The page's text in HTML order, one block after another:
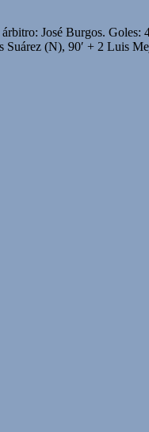
José Burgos.
Suárez (N), 90′ + 2 Luis